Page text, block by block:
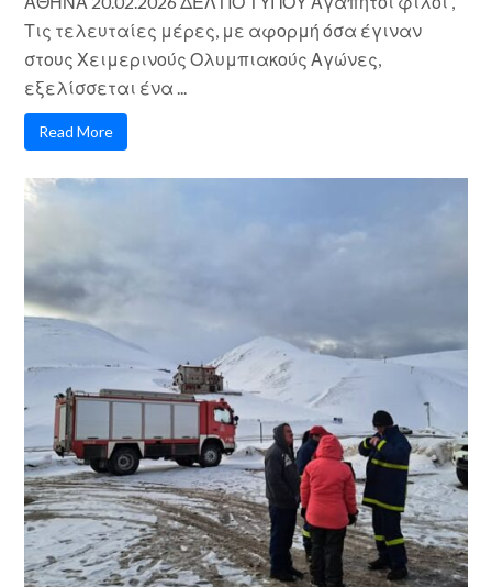
Τις τελευταίες μέρες, με αφορμή όσα έγιναν
στους Χειμερινούς Ολυμπιακούς Αγώνες,
εξελίσσεται ένα ...
Read More